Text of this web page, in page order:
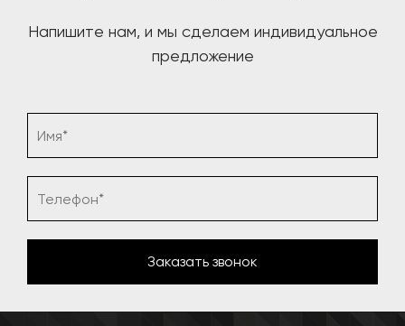
Напишите нам, и мы сделаем индивидуальное
предложение